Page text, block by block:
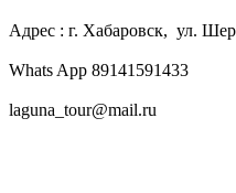
Адрес : г. Хабаровск, ул.
Whats App 89141591433
laguna_tour@mail.ru